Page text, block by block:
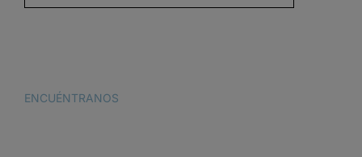
ENCUÉNTRANOS